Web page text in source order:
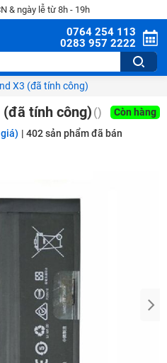
& ngày lễ từ 8h - 19h
0764 254 113
0283 957 2222
X3 (đã tính công)
(đã tính công) ()
Còn hàng
| 402sản phẩm đã bán